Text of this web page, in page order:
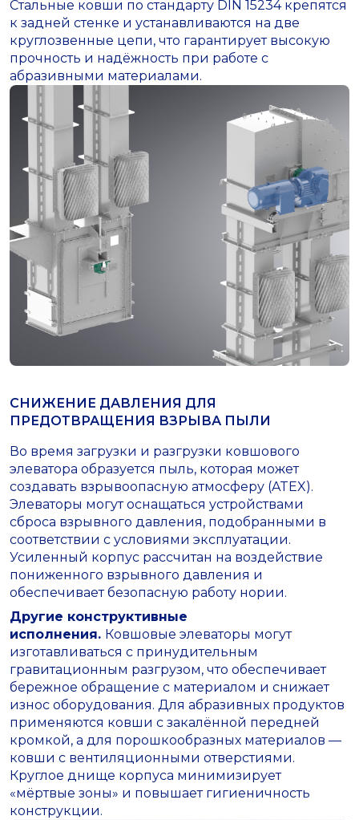
Стальные ковши по стандарту DIN 15234 крепятся
к задней стенке и устанавливаются на две
круглозвенные цепи, что гарантирует высокую
прочность и надёжность при работе с
абразивными материалами.
СНИЖЕНИЕ ДАВЛЕНИЯ ДЛЯ
ПРЕДОТВРАЩЕНИЯ ВЗРЫВА ПЫЛИ
Во время загрузки и разгрузки ковшового
элеватора образуется пыль, которая может
создавать взрывоопасную атмосферу (ATEX).
Элеваторы могут оснащаться устройствами
сброса взрывного давления, подобранными в
соответствии с условиями эксплуатации.
Усиленный корпус рассчитан на воздействие
пониженного взрывного давления и
обеспечивает безопасную работу нории.
Другие конструктивные
исполнения. Ковшовые элеваторы могут
изготавливаться с принудительным
гравитационным разгрузом, что обеспечивает
бережное обращение с материалом и снижает
износ оборудования. Для абразивных продуктов
применяются ковши с закалённой передней
кромкой, а для порошкообразных материалов —
ковши с вентиляционными отверстиями.
Круглое днище корпуса минимизирует
«мёртвые зоны» и повышает гигиеничность
конструкции.